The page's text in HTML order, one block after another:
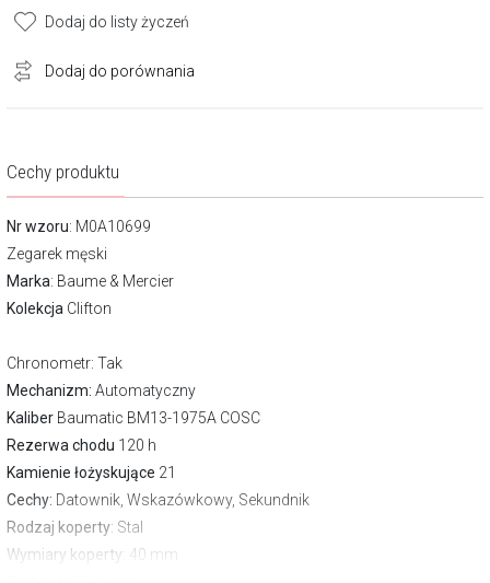
Cechy produktu
Nr wzoru: M0A10699
Zegarek męski
Marka: Baume & Mercier
Kolekcja Clifton
Chronometr: Tak
Mechanizm: Automatyczny
Kaliber Baumatic BM13-1975A COSC
Rezerwa chodu 120 h
Kamienie łożyskujące 21
Cechy: Datownik, Wskazówkowy, Sekundnik
Rodzaj koperty: Stal
Wymiary koperty : 40 mm
Dodaj do listy życzeń
Dodaj do porównania